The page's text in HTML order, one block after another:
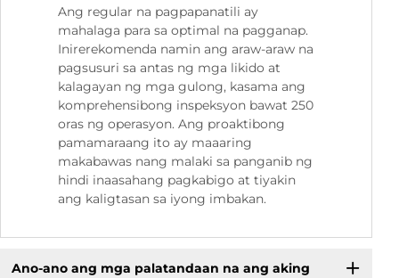
Ang regular na pagpapanatili ay
mahalaga para sa optimal na pagganap.
Inirerekomenda namin ang araw-araw na
pagsusuri sa antas ng mga likido at
kalagayan ng mga gulong, kasama ang
komprehensibong inspeksyon bawat 250
oras ng operasyon. Ang proaktibong
pamamaraang ito ay maaaring
makabawas nang malaki sa panganib ng
hindi inaasahang pagkabigo at tiyakin
ang kaligtasan sa iyong imbakan.
Ano-ano ang mga palatandaan na ang aking